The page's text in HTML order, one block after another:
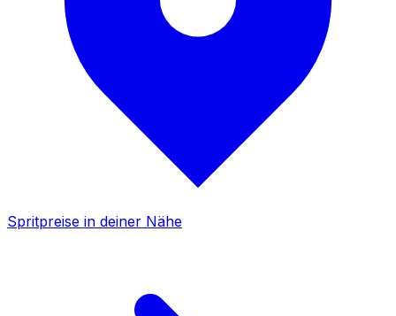
Spritpreise in deiner Nähe